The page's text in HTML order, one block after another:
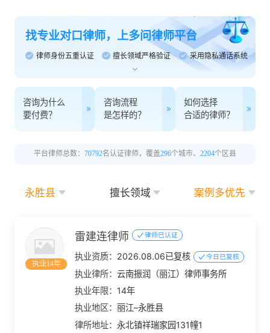
找专业对口律师，上多问律师平台
律师身份五重认证 擅长领域严格验证 采用隐私通话系统
咨询为什么
要付费？
咨询流程
是怎样的？
如何选择
合适的律师？
平台律师总数： 70792名认证律师，覆盖296个城市、 2204个区县
永胜县 擅长领域 案例多优先
执业14年
雷建连律师 律师已认证
执业资质： 2026.08.06已复核 今日已复核
执业律所：云南振润（丽江）律师事务所
执业年限： 14年
执业地区：丽江–永胜县
律所地址：永北镇祥瑞家园131幢1